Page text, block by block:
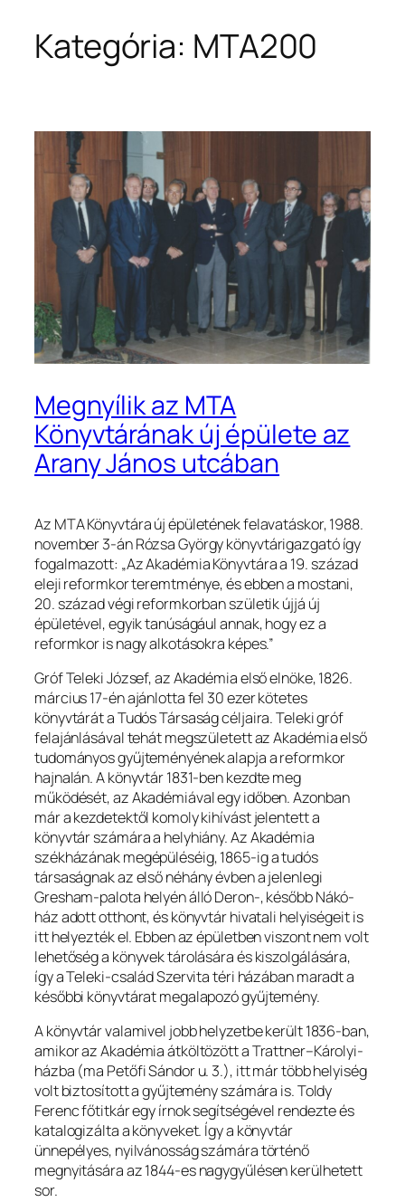
UgrásKategória: MTA200
Megnyílik az MTA
Könyvtárának új épülete az
Arany János utcában
Az MTA Könyvtára új épületének felavatáskor, 1988.
november 3-án Rózsa György könyvtárigazgató így
fogalmazott: „Az Akadémia Könyvtára a 19. század
eleji reformkor teremtménye, és ebben a mostani,
20. század végi reformkorban születik újjá új
épületével, egyik tanúságául annak, hogy ez a
reformkor is nagy alkotásokra képes.”
Gróf Teleki József, az Akadémia első elnöke, 1826.
március 17-én ajánlotta fel 30 ezer kötetes
könyvtárát a Tudós Társaság céljaira. Teleki gróf
felajánlásával tehát megszületett az Akadémia első
tudományos gyűjteményének alapja a reformkor
hajnalán. A könyvtár 1831-ben kezdte meg
működését, az Akadémiával egy időben. Azonban
már a kezdetektől komoly kihívást jelentett a
könyvtár számára a helyhiány. Az Akadémia
székházának megépüléséig, 1865-ig a tudós
társaságnak az első néhány évben a jelenlegi
Gresham-palota helyén álló Deron-, később Nákó-
ház adott otthont, és könyvtár hivatali helyiségeit is
itt helyezték el. Ebben az épületben viszont nem volt
lehetőség a könyvek tárolására és kiszolgálására,
így a Teleki-család Szervita téri házában maradt a
későbbi könyvtárat megalapozó gyűjtemény.
A könyvtár valamivel jobb helyzetbe került 1836-ban,
amikor az Akadémia átköltözött a Trattner–Károlyi-
házba (ma Petőfi Sándor u. 3.), itt már több helyiség
volt biztosított a gyűjtemény számára is. Toldy
Ferenc főtitkár egy írnok segítségével rendezte és
katalogizálta a könyveket. Így a könyvtár
ünnepélyes, nyilvánosság számára történő
megnyitására az 1844-es nagygyűlésen kerülhetett
sor.